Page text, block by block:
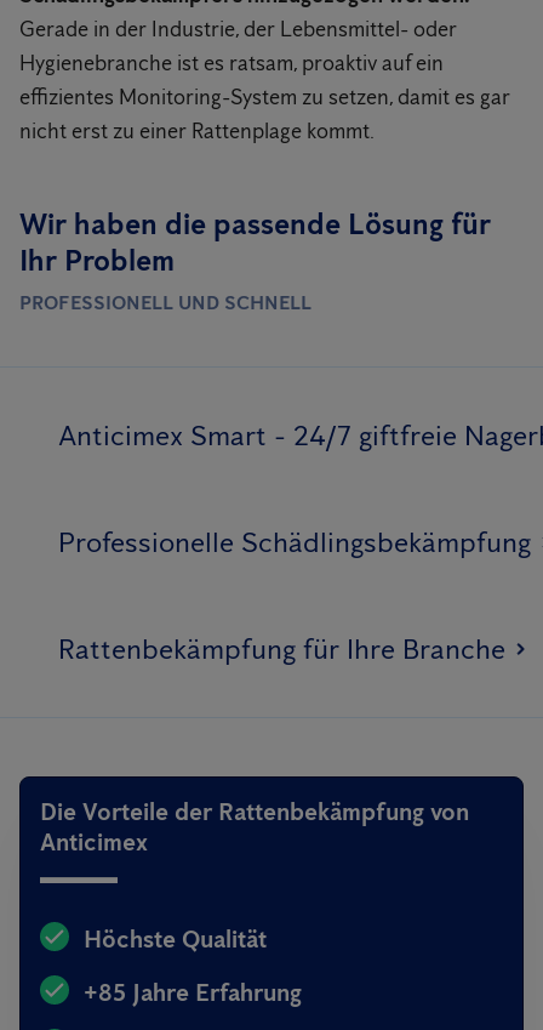
Gerade in der Industrie, der Lebensmittel- oder
Hygienebranche ist es ratsam, proaktiv auf ein
effizientes Monitoring-System zu setzen, damit es gar
nicht erst zu einer Rattenplage kommt.
Wir haben die passende Lösung für
Ihr Problem
PROFESSIONELL UND SCHNELL
Anticimex Smart - 24/7 giftfreie
Professionelle Schädlingsbekämpfung
Rattenbekämpfung für Ihre Branche
Die Vorteile der Rattenbekämpfung von
Anticimex
Höchste Qualität
+85 Jahre Erfahrung